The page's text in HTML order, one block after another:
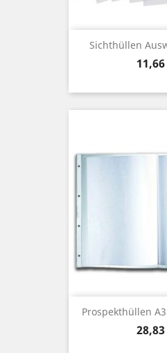
Sichthüllen
Preis
Prospekthüllen
Preis